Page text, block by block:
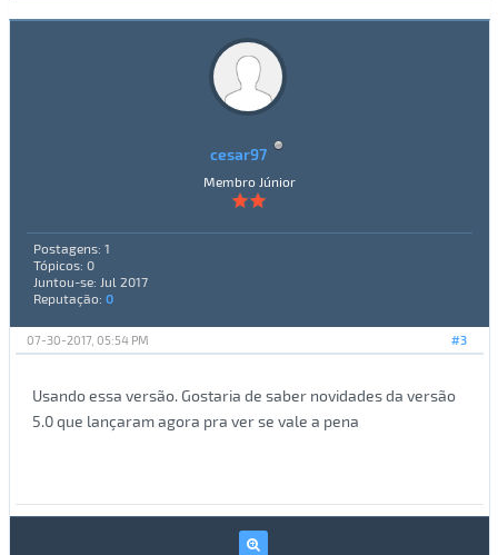
cesar97
Membro Júnior
Postagens: 1
Tópicos: 0
Juntou-se: Jul 2017
Reputação: 0
#3
07-30-2017, 05:54 PM
Usando essa versão. Gostaria de saber novidades da versão
5.0 que lançaram agora pra ver se vale a pena